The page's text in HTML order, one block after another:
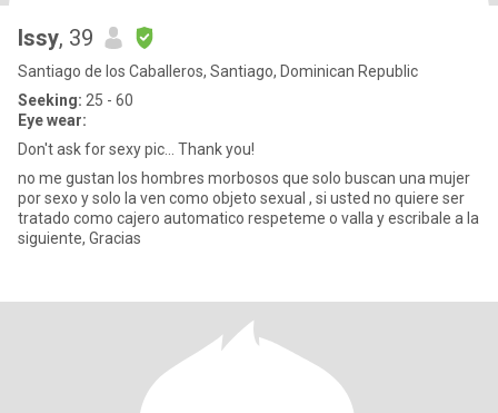
Issy, 39
Santiago de los Caballeros, Santiago, Dominican Republic
Seeking: 25 - 60
Eye wear:
Don't ask for sexy pic... Thank you!
no me gustan los hombres morbosos que solo buscan una mujer
por sexo y solo la ven como objeto sexual , si usted no quiere ser
tratado como cajero automatico respeteme o valla y escribale a la
siguiente, Gracias